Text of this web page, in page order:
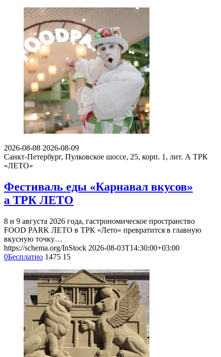
2026-08-08 2026-08-09
Санкт-Петербург, Пулковское шоссе, 25, корп. 1, лит. А ТРК
«ЛЕТО»
Фестиваль еды «Карнавал вкусов»
а ТРК ЛЕТО
8 и 9 августа 2026 года, гастрономическое пространство
FOOD PARK ЛЕТО в ТРК «Лето» превратится в главную
вкусную точку…
https://schema.org/InStock 2026-08-03T14:30:00+03:00
0Бесплатно 1475 15